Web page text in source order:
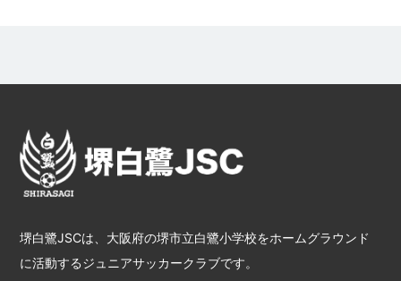
堺白鷺JSCは、大阪府の堺市立白鷺小学校をホームグラウンド
に活動するジュニアサッカークラブです。